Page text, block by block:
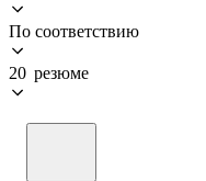
По соответствию
20 резюме